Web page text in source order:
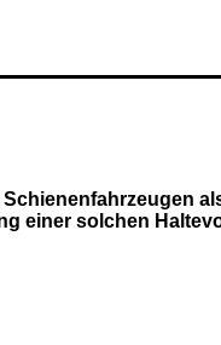
einer solchen